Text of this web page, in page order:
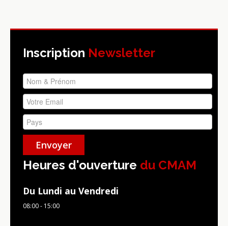
Inscription Newsletter
Heures d'ouverture du CMAM
Du Lundi au Vendredi
08:00 - 15:00